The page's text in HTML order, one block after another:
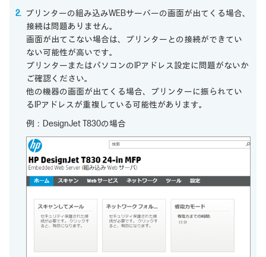
プリンターの組み込みWEBサーバーの画面が出てくる場合、
接続は問題ありません。
画面が出てこない場合は、プリンターとの接続ができてい
ない可能性が高いです。
プリンターまたはパソコンのIPアドレス設定に問題がないか
ご確認ください。
他の機器の画面が出てくる場合、プリンターに振られてい
るIPアドレスが重複している可能性があります。
例：DesignJet T830の場合